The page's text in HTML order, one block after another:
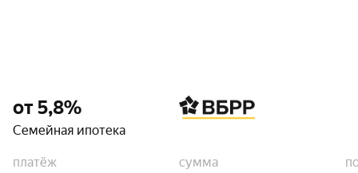
от 5,8%
Семейная ипотека
платёж
сумма